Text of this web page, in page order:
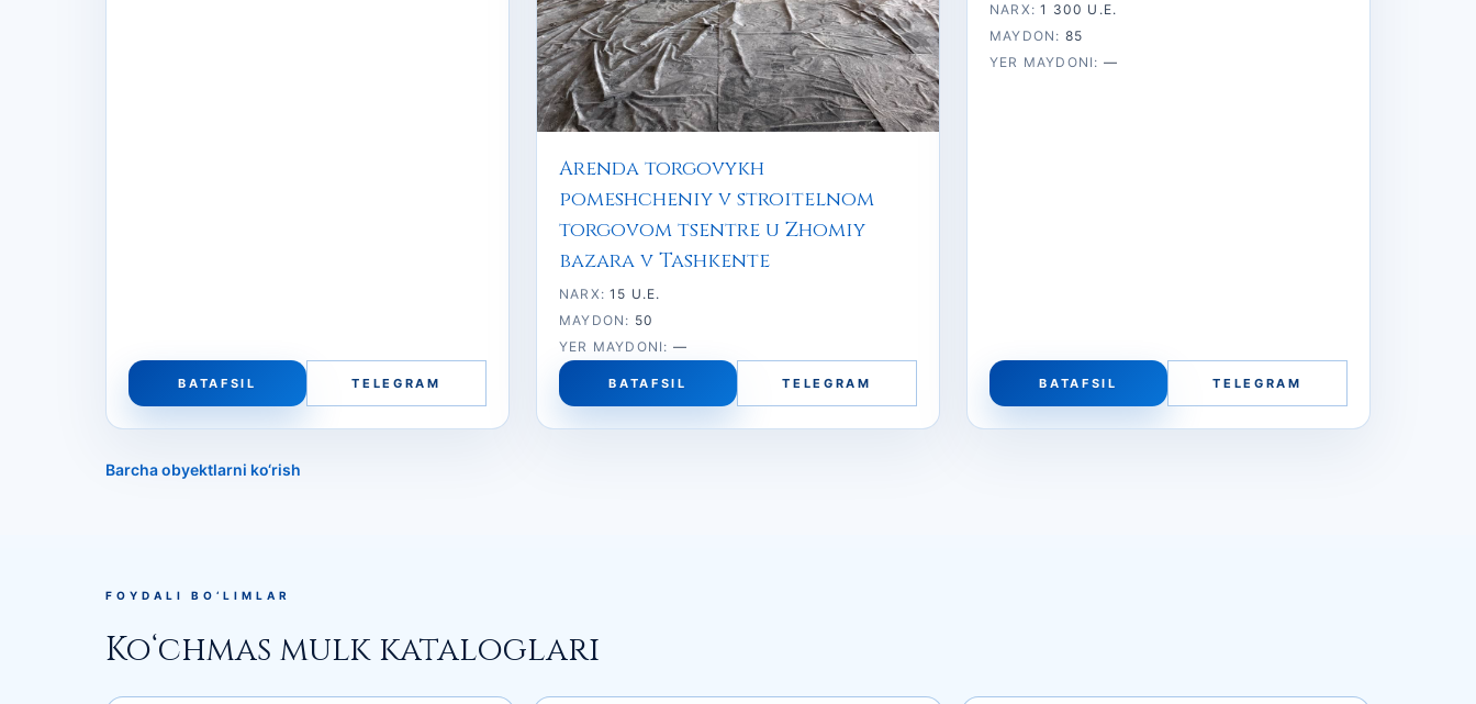
BATAFSIL TELEGRAM
Arenda torgovykh
pomeshcheniy v stroitelnom
torgovom tsentre u Zhomiy
bazara v Tashkente
NARX:15 U.E.
MAYDON: 50
YER MAYDONI: —
BATAFSIL TELEGRAM
NARX:1 300 U.E.
MAYDON: 85
YER MAYDONI: —
BATAFSIL TELEGRAM
Barcha obyektlarni ko‘rish
FOYDALI BO‘LIMLAR
Ko‘chmas mulk kataloglari